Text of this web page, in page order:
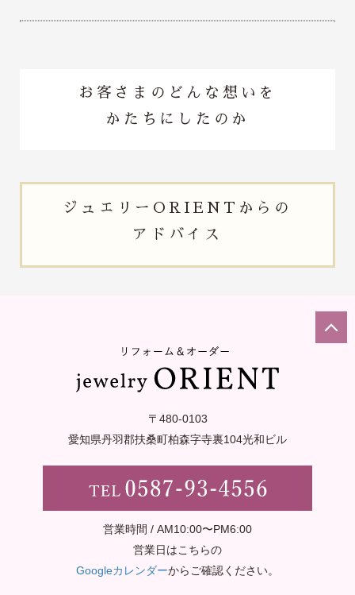
お客さまのどんな想いを
かたちにしたのか
ジュエリー ORIENTからの
アドバイス
〒480-0103
愛知県丹羽郡扶桑町柏森字寺裏104光和ビル
営業時間 / AM10:00〜PM6:00
営業日はこちらの
Googleカレンダーからご確認ください。